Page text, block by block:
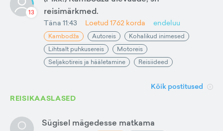
13
reisimärkmed.
Täna 11:43 Loetud 1762 korda endeluu
Kambodža Autoreis
Kohalikud inimesed
Lihtsalt puhkusereis
Motoreis
Seljakotireis ja hääletamine
Reisiideed
Kõik postitused
REISIKAASLASED
Sügisel mägedesse matkama